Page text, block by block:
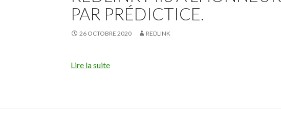
PAR PRÉDICTICE.
26 OCTOBRE 2020 REDLINK
Lire la suite